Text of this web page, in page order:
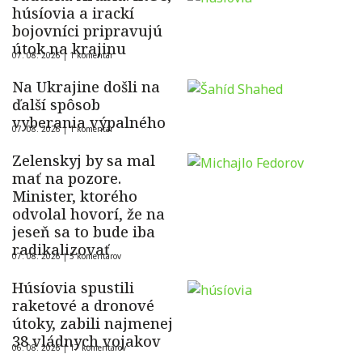
húsíovia a irackí
bojovníci pripravujú
útok na krajinu
07. 08. 2026 | 1 komentár
Na Ukrajine došli na
ďalší spôsob
vyberania výpalného
07. 08. 2026 |1 komentár
Zelenskyj by sa mal
mať na pozore.
Minister, ktorého
odvolal hovorí, že na
jeseň sa to bude iba
radikalizovať
07. 08. 2026 |5 komentárov
Húsíovia spustili
raketové a dronové
útoky, zabili najmenej
38 vládnych vojakov
06. 08. 2026 |17 komentárov